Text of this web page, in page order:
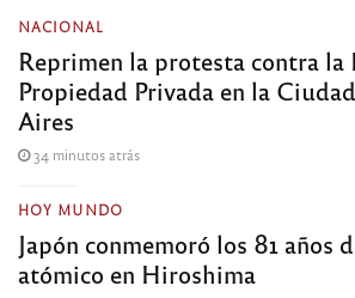
NACIONAL
Reprimen la protesta contra la
Propiedad Privada en la
Aires
34 minutos atrás
HOY MUNDO
Japón conmemoró los 81 años
atómico en Hiroshima